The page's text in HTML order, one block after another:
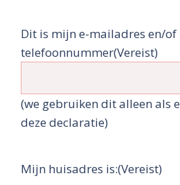
Dit is mijn e-mailadres en/of
telefoonnummer(Vereist)
(we gebruiken dit alleen als
deze declaratie)
Mijn huisadres is:(Vereist)